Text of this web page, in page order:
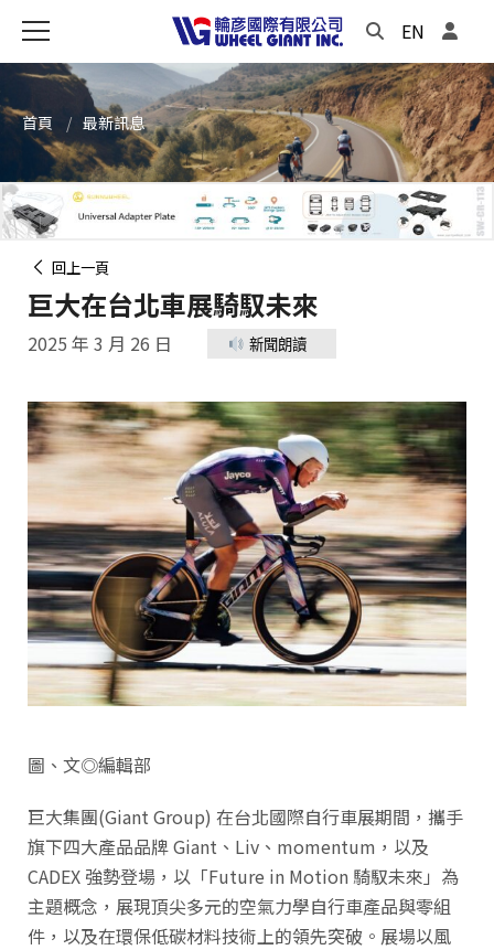
EN
首頁 最新訊息
回上一頁
巨大在台北車展騎馭未來
2025 年 3 月 26 日 新聞朗讀
圖、文◎編輯部
巨大集團(Giant Group) 在台北國際自行車展期間，攜手
旗下四大產品品牌 Giant、Liv、momentum，以及
CADEX 強勢登場，以「Future in Motion 騎馭未來」為
主題概念，展現頂尖多元的空氣力學自行車產品與零組
件，以及在環保低碳材料技術上的領先突破。展場以風